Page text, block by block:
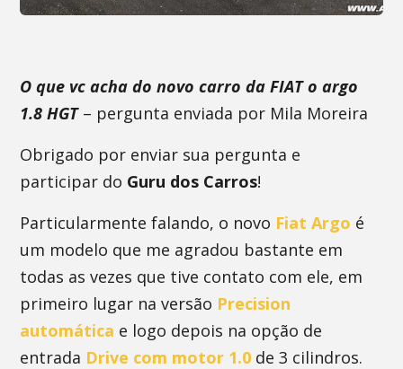
O que vc acha do novo carro da FIAT o argo
1.8 HGT– pergunta enviada por Mila Moreira
Obrigado por enviar sua pergunta e
participar do Guru dos Carros!
Particularmente falando, o novo Fiat Argo é
um modelo que me agradou bastante em
todas as vezes que tive contato com ele, em
primeiro lugar na versão Precision
automática e logo depois na opção de
entrada Drive com motor 1.0 de 3 cilindros.